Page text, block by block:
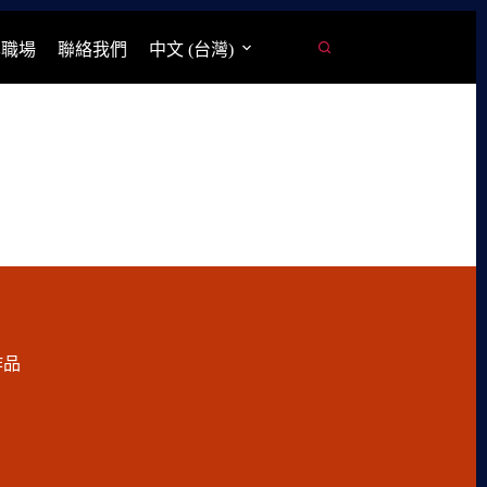
場 聯絡我們 中文 (台灣)